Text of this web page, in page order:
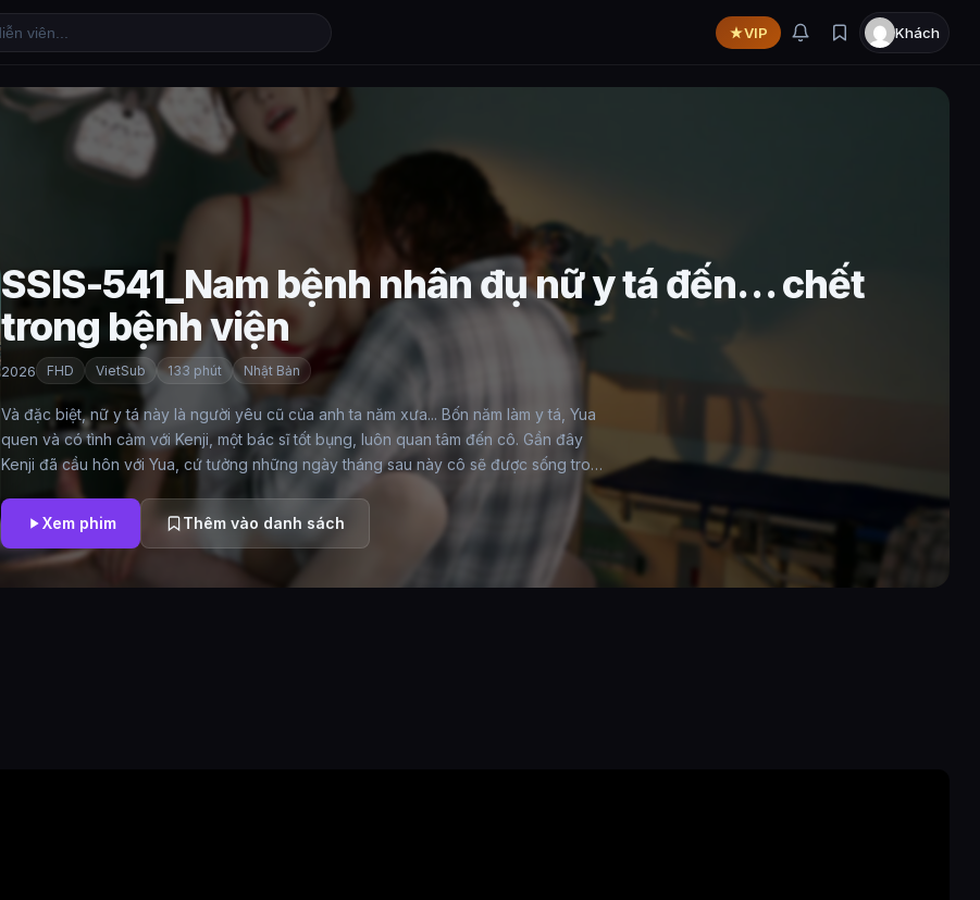
VIP Khách
SSIS-541_Nam bệnh nhân đụ nữ y tá đến… chết
trong bệnh viện
2026 FHD VietSub 133 phút Nhật Bản
Và đặc biệt, nữ y tá này là người yêu cũ của anh ta năm xưa... Bốn năm làm y tá, Yua
quen và có tình cảm với Kenji, một bác sĩ tốt bụng, luôn quan tâm đến cô. Gần đây
Kenji đã cầu hôn với Yua, cứ tưởng những ngày tháng sau này cô sẽ được sống trong
hạnh phúc cho đến khi cô gặp lại anh ta. Hinomi là bạn trai cũ của Yua, một người
luôn đối xử thô bạo, thậm chí nhiều lần lừa dối Yua. Nhưng vì anh ta là bệnh nhân nên
Yua vẫn phải chăm sóc anh ta thật tốt. Và trong lúc đang chăm sóc cho Hinomi, anh ta
có mời cô uống nước, vừa uống được một chút thì Yua cảm thấy chóng mặt và ngất đi.
Nhân cơ hội này, Hinomi liên tục sờ mó khắp cơ thể quyến rũ của người bạn gái cũ. Dù
Xem phim Thêm vào danh sách